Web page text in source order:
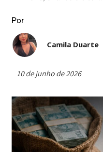
Por
Camila Duarte
10 de junho de 2026